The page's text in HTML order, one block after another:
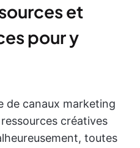
et
pour y
de canaux marketing
créatives
toutes